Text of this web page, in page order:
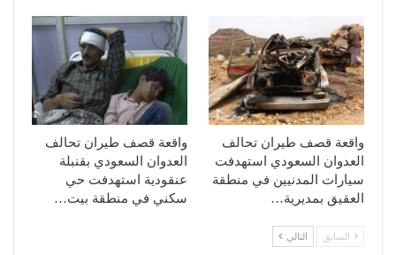
واقعة قصف طيران تحالف
العدوان السعودي استهدفت
سيارات المدنيين في منطقة
العقيق بمديرية…
واقعة قصف طيران تحالف
العدوان السعودي بقنبلة
عنقودية استهدفت حي
سكني في منطقة بيت…
السابق التالي